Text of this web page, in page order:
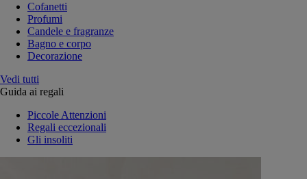
Cofanetti
Profumi
Candele e fragranze
Bagno e corpo
Decorazione
Vedi tutti
Guida ai regali
Piccole Attenzioni
Regali eccezionali
Gli insoliti